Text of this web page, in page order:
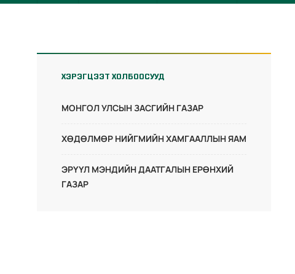
ХЭРЭГЦЭЭТ ХОЛБООСУУД
МОНГОЛ УЛСЫН ЗАСГИЙН ГАЗАР
ХӨДӨЛМӨР НИЙГМИЙН ХАМГААЛЛЫН ЯАМ
ЭРҮҮЛ МЭНДИЙН ДААТГАЛЫН ЕРӨНХИЙ
ГАЗАР